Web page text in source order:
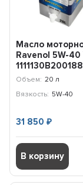
Масло
Ravenol 5W-40
Объем: 20 л
Вязкость: 5W-40
31 850₽
В корзину